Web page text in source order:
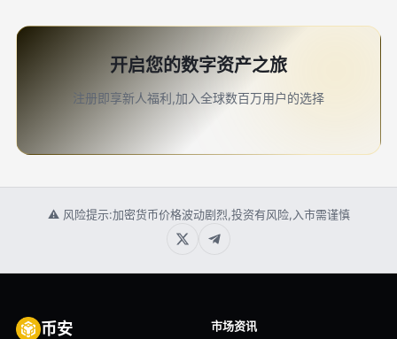
开启您的数字资产之旅
注册即享新人福利,加入全球数百万用户的选择
⚠ 风险提示:加密货币价格波动剧烈,投资有风险,入市需谨慎
币安 市场资讯